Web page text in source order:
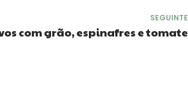
SEGUINTE
com grão, espinafres e tomate